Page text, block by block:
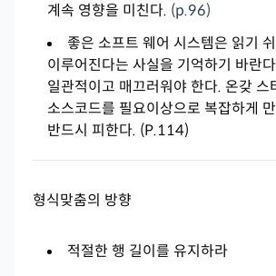
계속 영향을 미친다. (p.96)
좋은 소프트 웨어 시스템은 읽기
이루어진다는 사실을 기억하기 바란
일관적이고 매끄러워야 한다. 온갖 스
소스코드를 필요이상으로 복잡하게
반드시 피한다. (P.114)
형식맞춤의 방향
적절한 행 길이를 유지하라